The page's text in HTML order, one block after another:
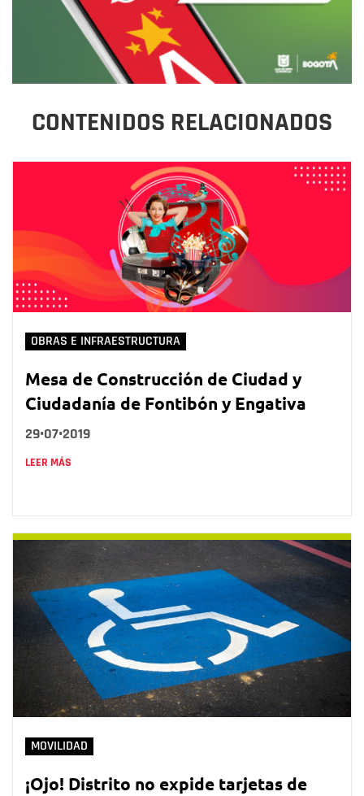
CONTENIDOS RELACIONADOS
OBRAS E INFRAESTRUCTURA
Mesa de Construcción de Ciudad y
Ciudadanía de Fontibón y Engativa
29•07•2019
LEER MÁS
MOVILIDAD
¡Ojo! Distrito no expide tarjetas de